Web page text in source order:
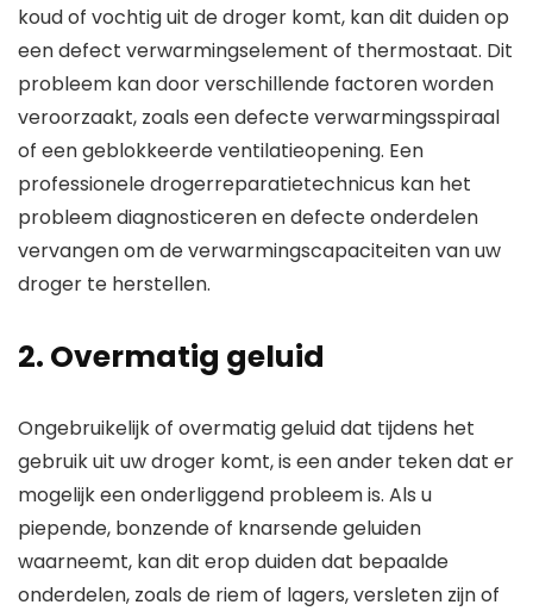
koud of vochtig uit de droger komt, kan dit duiden op
een defect verwarmingselement of thermostaat. Dit
probleem kan door verschillende factoren worden
veroorzaakt, zoals een defecte verwarmingsspiraal
of een geblokkeerde ventilatieopening. Een
professionele drogerreparatietechnicus kan het
probleem diagnosticeren en defecte onderdelen
vervangen om de verwarmingscapaciteiten van uw
droger te herstellen.
2. Overmatig geluid
Ongebruikelijk of overmatig geluid dat tijdens het
gebruik uit uw droger komt, is een ander teken dat er
mogelijk een onderliggend probleem is. Als u
piepende, bonzende of knarsende geluiden
waarneemt, kan dit erop duiden dat bepaalde
onderdelen, zoals de riem of lagers, versleten zijn of